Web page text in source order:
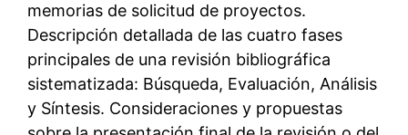
memorias de solicitud de proyectos.
Descripción detallada de las cuatro fases
principales de una revisión bibliográfica
sistematizada: Búsqueda, Evaluación, Análisis
y Síntesis. Consideraciones y propuestas